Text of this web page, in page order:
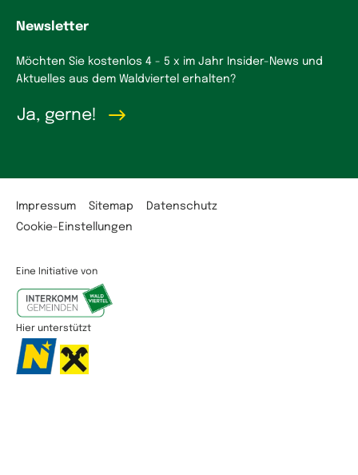
Newsletter
Möchten Sie kostenlos 4 - 5 x im Jahr Insider-News und
Aktuelles aus dem Waldviertel erhalten?
Ja, gerne!
Impressum Sitemap
Datenschutz
Cookie-Einstellungen
Eine Initiative von
Hier unterstützt